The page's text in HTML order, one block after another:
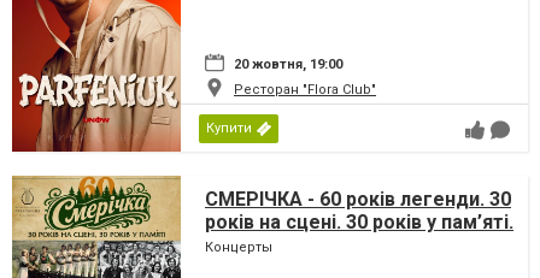
20 жовтня, 19:00
Ресторан "Flora Club"
Купити
СМЕРІЧКА - 60 років легенди. 30
років на сцені. 30 років у пам’яті.
Концерты